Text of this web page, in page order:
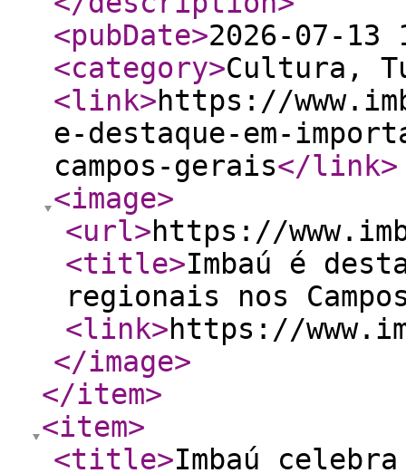
<pubDate>2026-07-13
<category>Cultura,
<link>https://
e-destaque-em-
campos-gerais</link>
<image>
<url>https://
<title>Imbaú é
regionais nos
<link>https://
</image>
</item>
<item>
<title>Imbaú